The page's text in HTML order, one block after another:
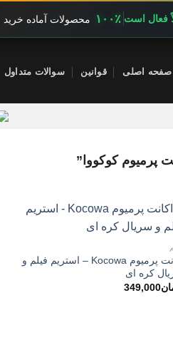
فعال است ۱۰۰٪ محصولات آماده خرید
صفحه اصلی قوانین سوالات متداول
پرمیوم کوکووا”
اکانت پرمیوم Kocowa – استریم فیلم و
کره ای
349,000